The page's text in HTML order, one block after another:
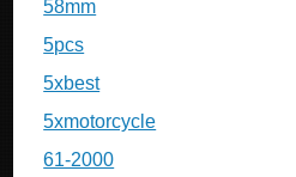
58mm
5pcs
5xbest
5xmotorcycle
61-2000